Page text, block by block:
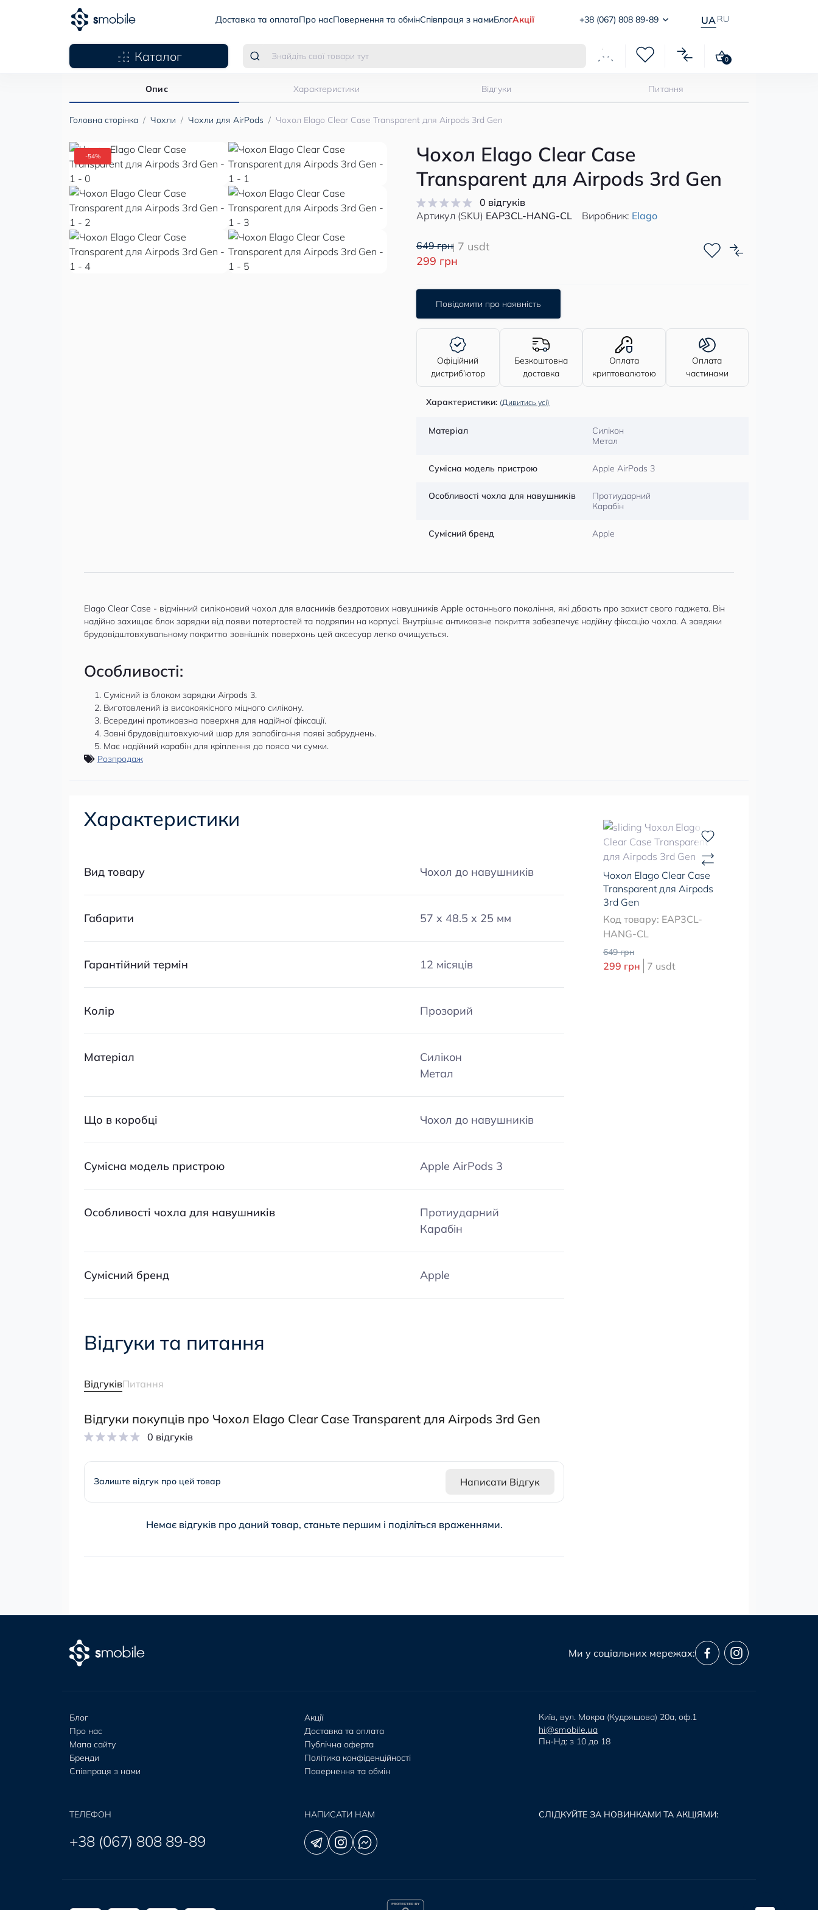
Доставка та оплатаПро насПовернення та обмінСпівпраця з намиБлогАкції +38 (067) 808 89-89 UA RU
Каталог 0
Головна сторінка Чохли Чохли для AirPods Чохол Elago Clear Case Transparent для Airpods 3rd Gen
Опис Характеристики Відгуки Питання
-54%
Чохол Elago Clear Case
Transparent для Airpods 3rd Gen
0 відгуків
Артикул (SKU) EAP3CL-HANG-CL Виробник: Elago
649 грн
299 грн
7 usdt
Повідомити про наявність
Офіційний
дистриб’ютор
Безкоштовна
доставка
Оплата
криптовалютою
Оплата
частинами
Характеристики: (Дивитись усі)
Матеріал
Силікон
Метал
Сумісна модель пристрою Apple AirPods 3
Особливості чохла для навушників
Протиударний
Карабін
Сумісний бренд Apple
Elago Clear Case - відмінний силіконовий чохол для власників бездротових навушників Apple останнього покоління, які дбають про захист свого гаджета. Він
надійно захищає блок зарядки від появи потертостей та подряпин на корпусі. Внутрішнє антиковзне покриття забезпечує надійну фіксацію чохла. А завдяки
брудовідштовхувальному покриттю зовнішніх поверхонь цей аксесуар легко очищується.
Особливості:
Сумісний із блоком зарядки Airpods 3.
Виготовлений із високоякісного міцного силікону.
Всередині протиковзна поверхня для надійної фіксації.
Зовні брудовідштовхуючий шар для запобігання появі забруднень.
Має надійний карабін для кріплення до пояса чи сумки.
Розпродаж
Характеристики
Вид товару Чохол до навушників
Габарити 57 x 48.5 x 25 мм
Гарантійний термін 12 місяців
Колір Прозорий
Матеріал
Силікон
Метал
Що в коробці Чохол до навушників
Сумісна модель пристрою Apple AirPods 3
Особливості чохла для навушників
Протиударний
Карабін
Сумісний бренд Apple
Відгуки та питання
ВідгуківПитання
Відгуки покупців про Чохол Elago Clear Case Transparent для Airpods 3rd Gen
0 відгуків
Залиште відгук про цей товар Написати Відгук
Немає відгуків про даний товар, станьте першим і поділіться враженнями.
Чохол Elago Clear Case
Transparent для Airpods
3rd Gen
Код товару: EAP3CL-
HANG-CL
649 грн
299 грн 7 usdt
Ми у соціальних мережах:
Блог
Про нас
Мапа сайту
Бренди
Співпраця з нами
Акції
Доставка та оплата
Публічна оферта
Політика конфіденційності
Повернення та обмін
Київ, вул. Мокра (Кудряшова) 20а, оф.1
hi@smobile.ua
Пн-Нд: з 10 до 18
ТЕЛЕФОН
+38 (067) 808 89-89
НАПИСАТИ НАМ СЛІДКУЙТЕ ЗА НОВИНКАМИ ТА АКЦІЯМИ: